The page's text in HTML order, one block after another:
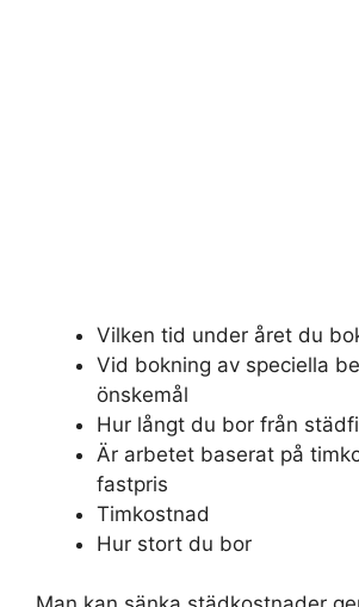
Vilken tid under året du
Vid bokning av speciella
önskemål
Hur långt du bor från
Är arbetet baserat på
fastpris
Timkostnad
Hur stort du bor